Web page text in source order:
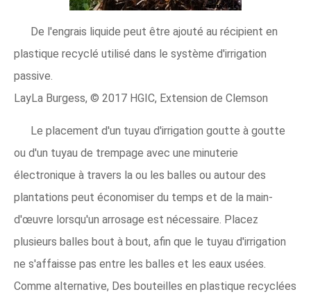
De l'engrais liquide peut être ajouté au récipient en
plastique recyclé utilisé dans le système d'irrigation
passive.
LayLa Burgess, © 2017 HGIC, Extension de Clemson
Le placement d'un tuyau d'irrigation goutte à goutte
ou d'un tuyau de trempage avec une minuterie
électronique à travers la ou les balles ou autour des
plantations peut économiser du temps et de la main-
d'œuvre lorsqu'un arrosage est nécessaire. Placez
plusieurs balles bout à bout, afin que le tuyau d'irrigation
ne s'affaisse pas entre les balles et les eaux usées.
Comme alternative, Des bouteilles en plastique recyclées